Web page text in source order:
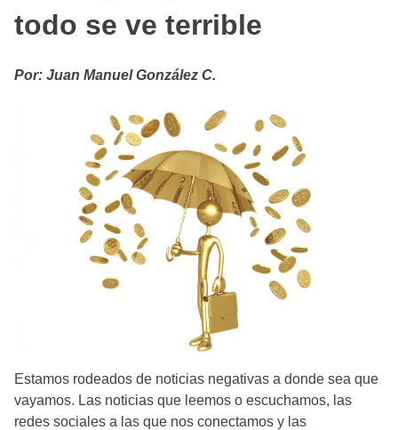
todo se ve terrible
Por: Juan Manuel González C.
Estamos rodeados de noticias negativas a donde sea que
vayamos. Las noticias que leemos o escuchamos, las
redes sociales a las que nos conectamos y las